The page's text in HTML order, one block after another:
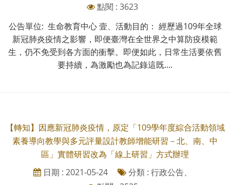
點閱 : 3623
公告單位: 生命教育中心 壹、活動目的： 經歷過109年全球
新冠肺炎疫情之影響，即便臺灣在全世界之中算防疫模範
生，仍不免受到各方面的衝擊。即便如此，日常生活要依舊
要持續，為激勵也為記錄這既....
【轉知】因應新冠肺炎疫情，原定「109學年度綜合活動領域
素養導向教學與多元評量設計教師增能研習－北、南、中
區」實體研習改為「線上研習」方式辦理
日期 : 2021-05-24
分類 : 行政公告、